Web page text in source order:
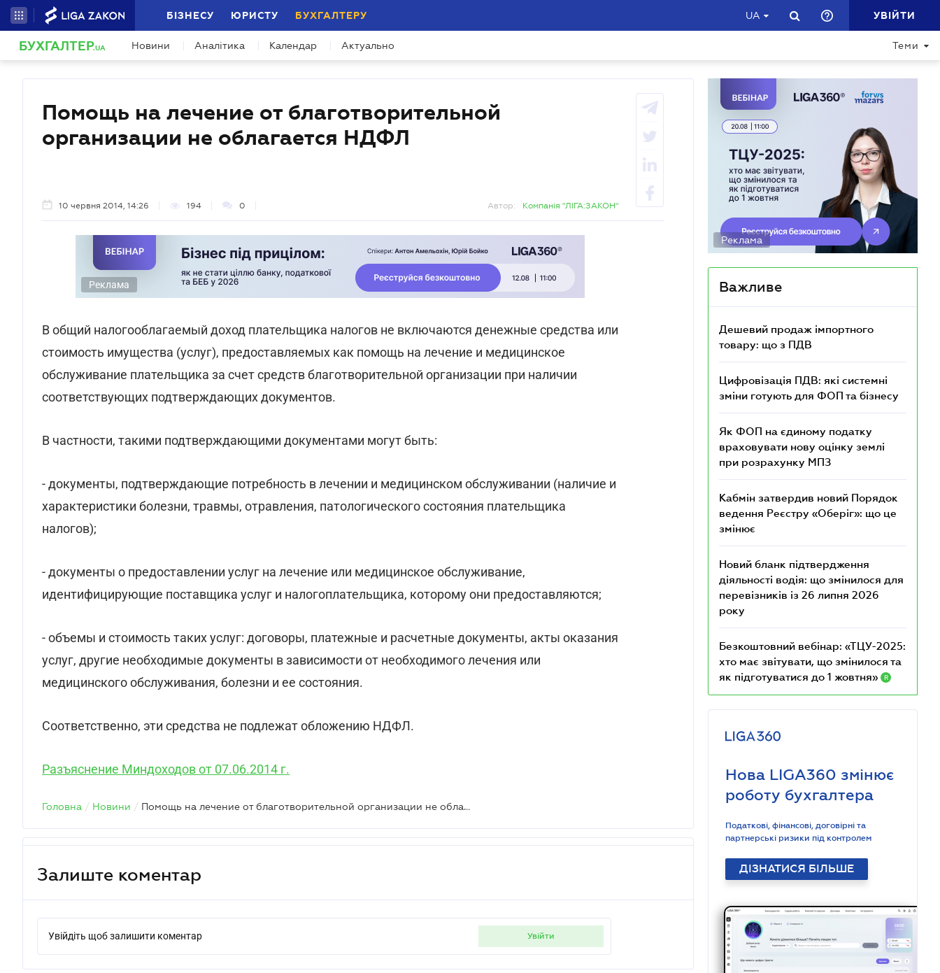
БІЗНЕСУ ЮРИСТУ БУХГАЛТЕРУ UA УВІЙТИ
БУХГАЛТЕР.UA Новини Аналітика Календар Актуально Теми
Помощь на лечение от благотворительной
организации не облагается НДФЛ
10 червня 2014, 14:26 194 0 Автор: Компанія "ЛІГА:ЗАКОН"
Реклама
В общий налогооблагаемый доход плательщика налогов не включаются денежные средства или
стоимость имущества (услуг), предоставляемых как помощь на лечение и медицинское
обслуживание плательщика за счет средств благотворительной организации при наличии
соответствующих подтверждающих документов.
В частности, такими подтверждающими документами могут быть:
- документы, подтверждающие потребность в лечении и медицинском обслуживании (наличие и
характеристики болезни, травмы, отравления, патологического состояния плательщика
налогов);
- документы о предоставлении услуг на лечение или медицинское обслуживание,
идентифицирующие поставщика услуг и налогоплательщика, которому они предоставляются;
- объемы и стоимость таких услуг: договоры, платежные и расчетные документы, акты оказания
услуг, другие необходимые документы в зависимости от необходимого лечения или
медицинского обслуживания, болезни и ее состояния.
Соответственно, эти средства не подлежат обложению НДФЛ.
Разъяснение Миндоходов от 07.06.2014 г.
Головна / Новини / Помощь на лечение от благотворительной организации не облагается НДФЛ
Залиште коментар
Увійдіть щоб залишити коментар увійти
Реклама
Важливе
Дешевий продаж імпортного
товару: що з ПДВ
Цифровізація ПДВ: які системні
зміни готують для ФОП та бізнесу
Як ФОП на єдиному податку
враховувати нову оцінку землі
при розрахунку МПЗ
Кабмін затвердив новий Порядок
ведення Реєстру «Оберіг»: що це
змінює
Новий бланк підтвердження
діяльності водія: що змінилося для
перевізників із 26 липня 2026
року
Безкоштовний вебінар: «ТЦУ-2025:
хто має звітувати, що змінилося та
як підготуватися до 1 жовтня»
R
Нова LIGA360 змінює
роботу бухгалтера
Податкові, фінансові, договірні та
партнерські ризики під контролем
ДІЗНАТИСЯ БІЛЬШЕ